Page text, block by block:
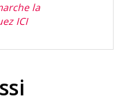
la
ICI